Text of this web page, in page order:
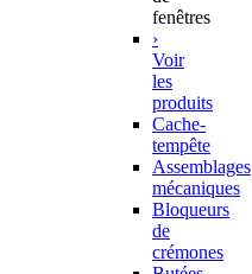
fenêtres
›
Voir
les
produits
Cache-
tempête
Assemblages
mécaniques
Bloqueurs
de
crémones